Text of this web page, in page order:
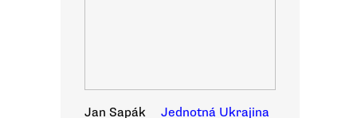
Jan Sapák Jednotná Ukrajina